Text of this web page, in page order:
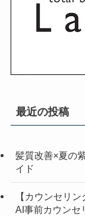
最近の投稿
髪質改善×夏の
イド
【カウンセリ
AI事前カウンセ